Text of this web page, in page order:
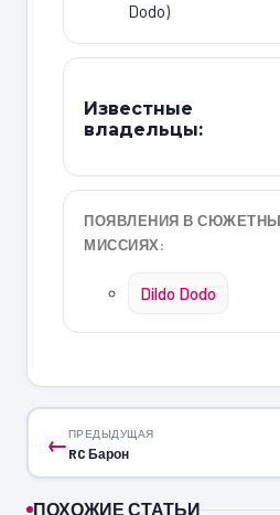
Dodo)
Известные
владельцы:
ПОЯВЛЕНИЯ В
МИССИЯХ:
Dildo Dodo
←ПРЕДЫДУЩАЯ
RC Барон
ПОХОЖИЕ СТАТЬИ